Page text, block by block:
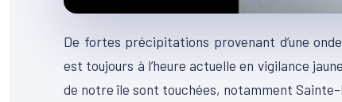
De fortes précipitations provenant d’une
est toujours à l’heure actuelle en vigilance
de notre île sont touchées, notamment